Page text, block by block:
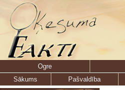
Ogre
Sākums
Pašvaldība